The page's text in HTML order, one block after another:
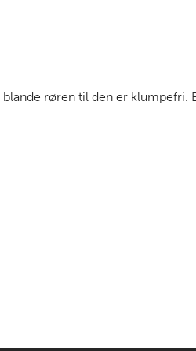
røren til den er klumpefri.